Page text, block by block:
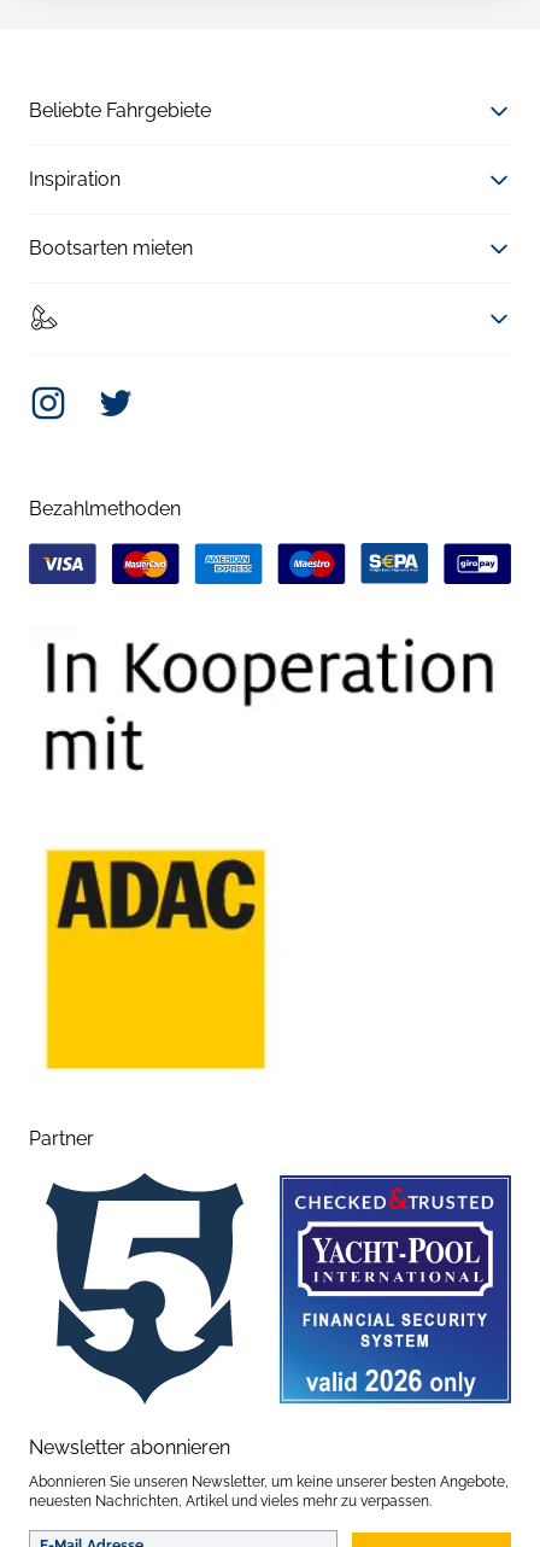
Beliebte Fahrgebiete
Inspiration
Bootsarten mieten
InstagramTwitter
Bezahlmethoden
Partner
Newsletter abonnieren
Abonnieren Sie unseren Newsletter, um keine unserer besten Angebote,
neuesten Nachrichten, Artikel und vieles mehr zu verpassen.